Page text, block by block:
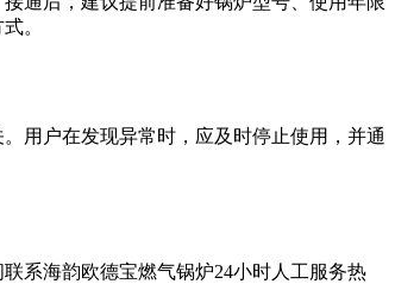
。
用户在发现异常时，应及时停止使用，并通
系海韵欧德宝燃气锅炉24小时人工服务热